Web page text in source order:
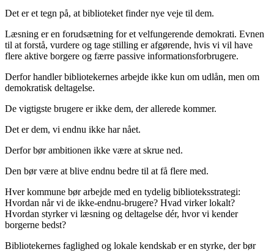
Det er et tegn på, at biblioteket finder nye veje til dem.
Læsning er en forudsætning for et velfungerende demokrati. Evnen
til at forstå, vurdere og tage stilling er afgørende, hvis vi vil have
flere aktive borgere og færre passive informationsforbrugere.
Derfor handler bibliotekernes arbejde ikke kun om udlån, men om
demokratisk deltagelse.
De vigtigste brugere er ikke dem, der allerede kommer.
Det er dem, vi endnu ikke har nået.
Derfor bør ambitionen ikke være at skrue ned.
Den bør være at blive endnu bedre til at få flere med.
Hver kommune bør arbejde med en tydelig biblioteksstrategi:
Hvordan når vi de ikke-endnu-brugere? Hvad virker lokalt?
Hvordan styrker vi læsning og deltagelse dér, hvor vi kender
borgerne bedst?
Bibliotekernes faglighed og lokale kendskab er en styrke, der bør